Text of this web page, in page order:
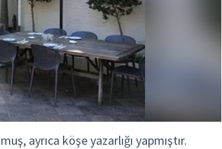
ayrıca köşe yazarlığı yapmıştır.